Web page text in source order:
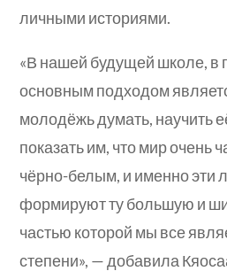
личными историями.
«В нашей будущей школе, в
основным подходом
молодёжь думать, научить
показать им, что мир очень
чёрно-белым, и именно эти
формируют ту большую и
частью которой мы все
степени», — добавила